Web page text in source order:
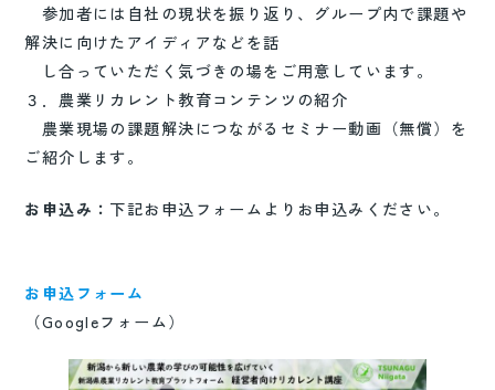
参加者には自社の現状を振り返り、グループ内で課題や
解決に向けたアイディアなどを話
し合っていただく気づきの場をご用意しています。
３．農業リカレント教育コンテンツの紹介
農業現場の課題解決につながるセミナー動画（無償）を
ご紹介します。
お申込み： 下記お申込フォームよりお申込みください。
お申込フォーム
（Googleフォーム）